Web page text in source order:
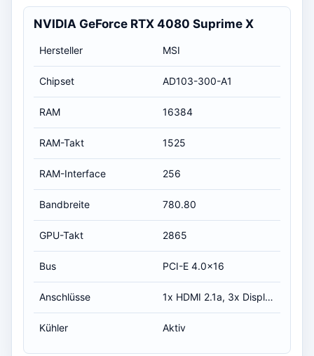
NVIDIA GeForce RTX 4080 Suprime X
Hersteller MSI
Chipset AD103-300-A1
RAM 16384
RAM-Takt 1525
RAM-Interface 256
Bandbreite 780.80
GPU-Takt 2865
Bus PCI-E 4.0x16
Anschlüsse 1x HDMI 2.1a, 3x DisplayPort 1.4a
Kühler Aktiv